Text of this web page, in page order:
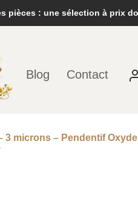
pièces : une sélection à prix
Blog Contact
3 microns – Pendentif